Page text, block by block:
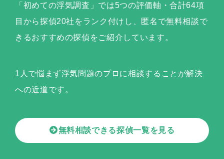
「初めての浮気調査」では5つの評価軸・合計64項
目から探偵20社をランク付けし、匿名で無料相談で
きるおすすめの探偵をご紹介しています。
1人で悩まず浮気問題のプロに相談することが解決
への近道です。
無料相談できる探偵一覧を見る